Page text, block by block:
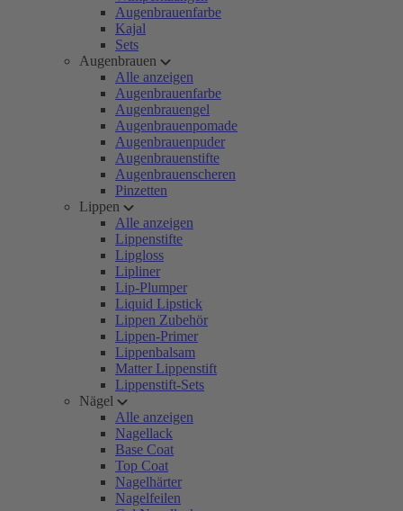
Augenbrauenfarbe
Kajal
Sets
Augenbrauen
Alle anzeigen
Augenbrauenfarbe
Augenbrauengel
Augenbrauenpomade
Augenbrauenpuder
Augenbrauenstifte
Augenbrauenscheren
Pinzetten
Lippen
Alle anzeigen
Lippenstifte
Lipgloss
Lipliner
Lip-Plumper
Liquid Lipstick
Lippen Zubehör
Lippen-Primer
Lippenbalsam
Matter Lippenstift
Lippenstift-Sets
Nägel
Alle anzeigen
Nagellack
Base Coat
Top Coat
Nagelhärter
Nagelfeilen